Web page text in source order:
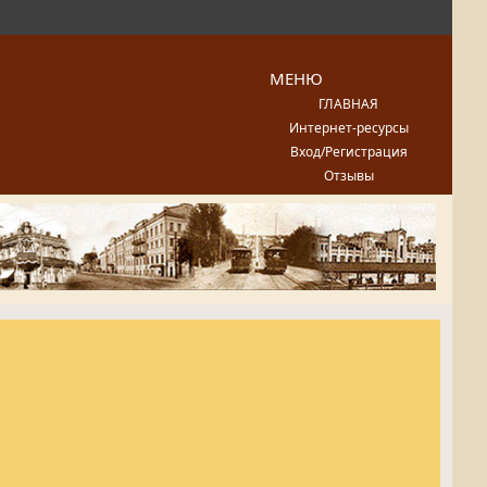
МЕНЮ
ГЛАВНАЯ
Интернет-ресурсы
Вход/Регистрация
Отзывы